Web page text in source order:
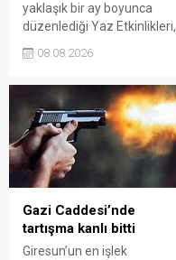
yaklaşık bir ay boyunca
düzenlediği Yaz Etkinlikleri,
binlerce vatandaşı kültür,
sanat ve eğlenceyle
organizasyonun ardından
Kadın El Emeği Pazarı'nın
süresi de 16 Ağustos'a
kadar uzatıldı.
08.08.2026
Gazi Caddesi’nde
tartışma kanlı bitti
Giresun’un en işlek